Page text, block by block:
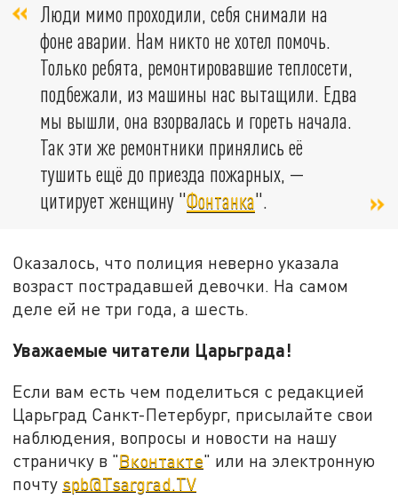
Люди мимо проходили, себя снимали на
фоне аварии. Нам никто не хотел помочь.
Только ребята, ремонтировавшие теплосети,
подбежали, из машины нас вытащили. Едва
мы вышли, она взорвалась и гореть начала.
Так эти же ремонтники принялись её
тушить ещё до приезда пожарных, —
цитирует женщину "Фонтанка".
Оказалось, что полиция неверно указала
возраст пострадавшей девочки. На самом
деле ей не три года, а шесть.
Уважаемые читатели Царьграда!
Если вам есть чем поделиться с редакцией
Царьград Санкт-Петербург, присылайте свои
наблюдения, вопросы и новости на нашу
страничку в "Вконтакте" или на электронную
почту spb@Tsargrad.TV